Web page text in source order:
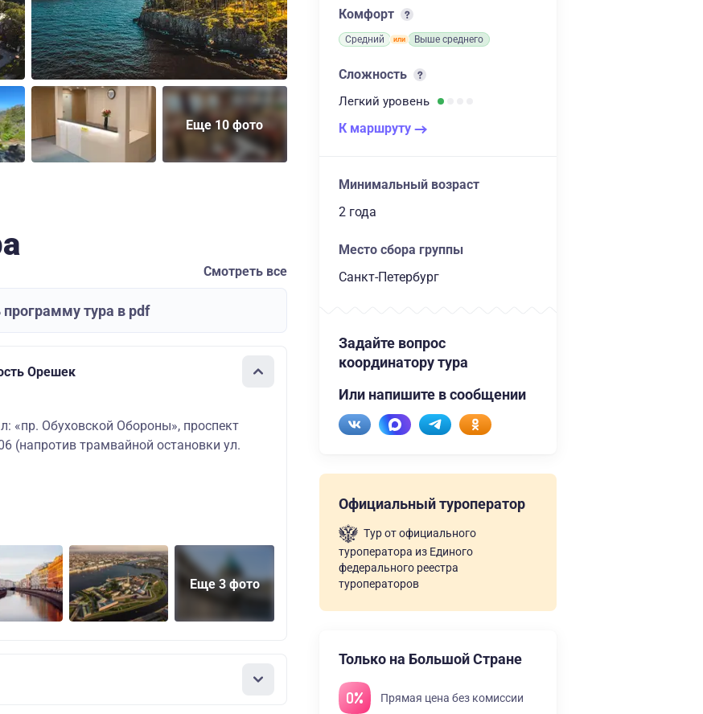
Еще 10 фото
Смотреть все
программу тура в pdf
Орешек
«пр. Обуховской Обороны», проспект
(напротив трамвайной остановки ул.
Еще 3 фото
Комфорт
Средний Выше среднего
Сложность
Легкий уровень
К маршруту
Минимальный возраст
2 года
Место сбора группы
Санкт-Петербург
Задайте вопрос
координатору тура
Или напишите в сообщении
Официальный туроператор
Тур от официального
туроператора из Единого
федерального реестра
туроператоров
Только на Большой Стране
Прямая цена без комиссии